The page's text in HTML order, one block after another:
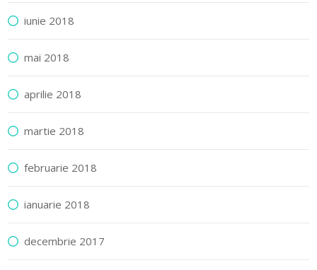
iunie 2018
mai 2018
aprilie 2018
martie 2018
februarie 2018
ianuarie 2018
decembrie 2017